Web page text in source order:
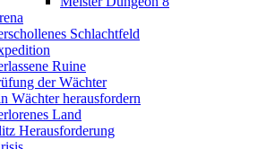
Schlachtfeld
Ruine
der Wächter
Wächter herausfordern
Land
Herausforderung